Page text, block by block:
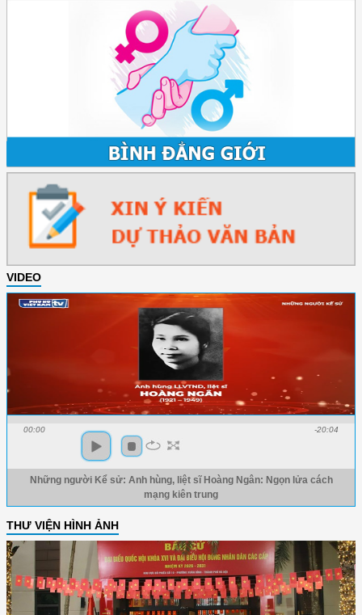
VIDEO
00:00 -20:04
Những người Kể sử: Anh hùng, liệt sĩ Hoàng Ngân: Ngọn lửa cách
mạng kiên trung
THƯ VIỆN HÌNH ẢNH